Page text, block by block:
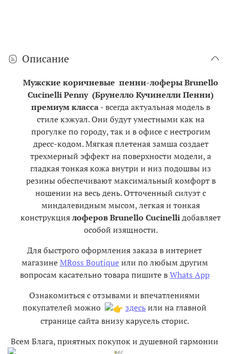
Описание
Мужские коричневые пенни-лоферыBrunello
CucinelliPenny (Брунелло Кучинелли Пенни)
премиум класса-всегда актуальная модель в
стиле кэжуал. Они будутуместными как на
прогулке по городу, так и в офисе с нестрогим
дресс-кодом.Мягкая плетеная замша создает
трехмерный эффект на поверхности модели, а
гладкая тонкая кожа внутри и низ подошвы из
резиныобеспечивают максимальный комфорт в
ношении на весь день.Отточенный силуэт с
миндалевидным мысом, легкая и тонкая
конструкциялоферов Brunello Cucinelliдобавляет
особой изящности.
Для быстрого оформления заказа в интернет
магазинеMRoss Boutiqueили по любым другим
вопросам касательно товара пишите вWhats App
Ознакомиться с отзывами и впечатлениями
покупателей можно
здесьили на главной
странице сайта внизу карусель сторис.
Всем Блага, приятных покупок и душевной гармонии